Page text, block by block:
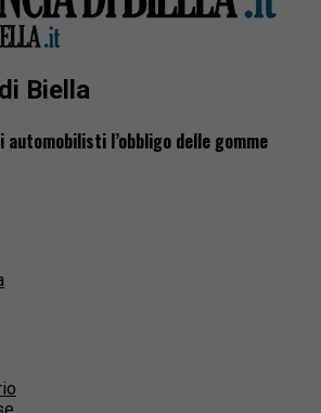
Biella
l’obbligo delle gomme